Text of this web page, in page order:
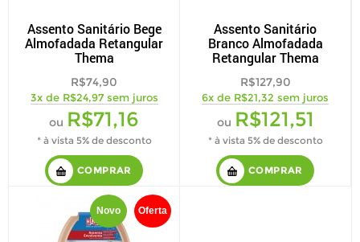
Assento Sanitário Bege
Almofadada Retangular
Thema
R$74,90
3x de R$24,97 sem juros
ou R$71,16
* à vista 5% de desconto
COMPRAR
Assento Sanitário
Branco Almofadada
Retangular Thema
R$127,90
6x de R$21,32 sem juros
ou R$121,51
* à vista 5% de desconto
COMPRAR
Oferta
Novo